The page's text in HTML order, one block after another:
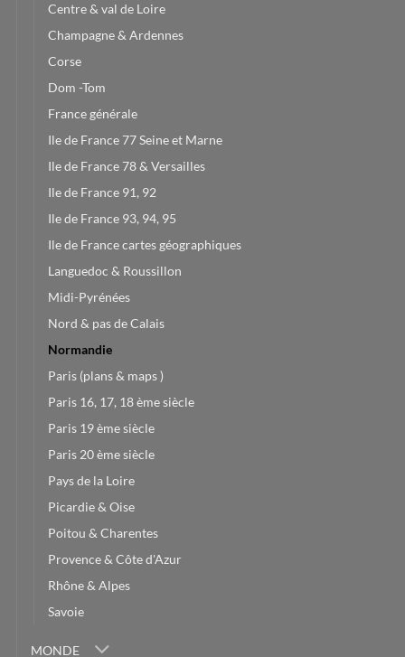
Centre & val de Loire
Champagne & Ardennes
Corse
Dom -Tom
France générale
Ile de France 77 Seine et Marne
Ile de France 78 & Versailles
Ile de France 91, 92
Ile de France 93, 94, 95
Ile de France cartes géographiques
Languedoc & Roussillon
Midi-Pyrénées
Nord & pas de Calais
Normandie
Paris (plans & maps )
Paris 16, 17, 18 ème siècle
Paris 19 ème siècle
Paris 20 ème siècle
Pays de la Loire
Picardie & Oise
Poitou & Charentes
Provence & Côte d'Azur
Rhône & Alpes
Savoie
MONDE